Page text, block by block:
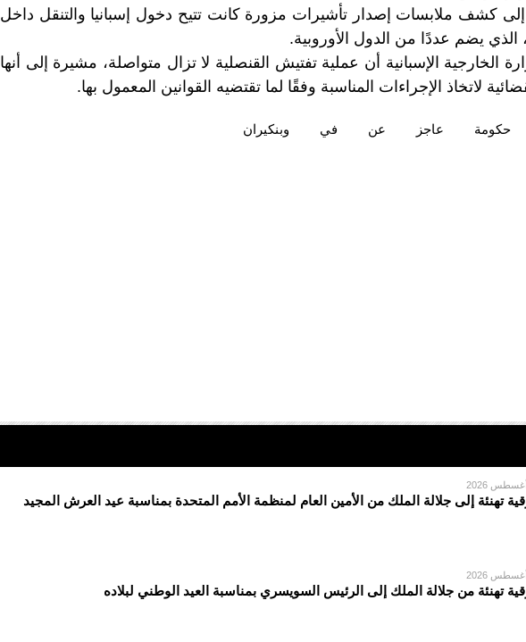
كشف ملابسات إصدار تأشيرات مزورة كانت تتيح دخول إسبانيا والتنقل داخل
الذي يضم عددًا من الدول الأوروبية.
الخارجية الإسبانية أن عملية تفتيش القنصلية لا تزال متواصلة، مشيرة إلى أنها
لاتخاذ الإجراءات المناسبة وفقًا لما تقتضيه القوانين المعمول بها.
حكومة عاجز عن في وبنكيران
تهنئة إلى جلالة الملك من الأمين العام لمنظمة الأمم المتحدة بمناسبة عيد العرش المجيد
تهنئة من جلالة الملك إلى الرئيس السويسري بمناسبة العيد الوطني لبلاده